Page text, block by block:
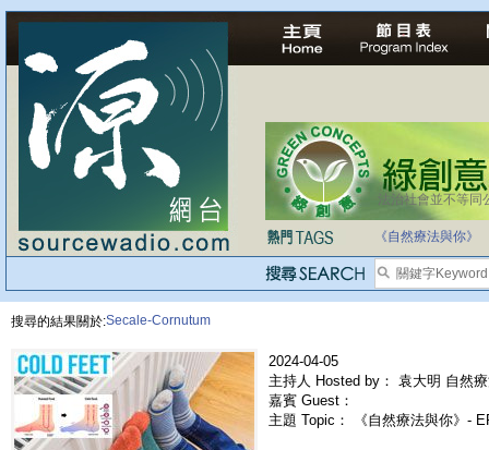
法治社會並不等同
自家教育合法化-
《自然療法與你》
搜尋的結果關於:Secale-Cornutum
2024-04-05
主持人 Hosted by： 袁大明 自然
嘉賓 Guest：
主題 Topic： 《自然療法與你》-